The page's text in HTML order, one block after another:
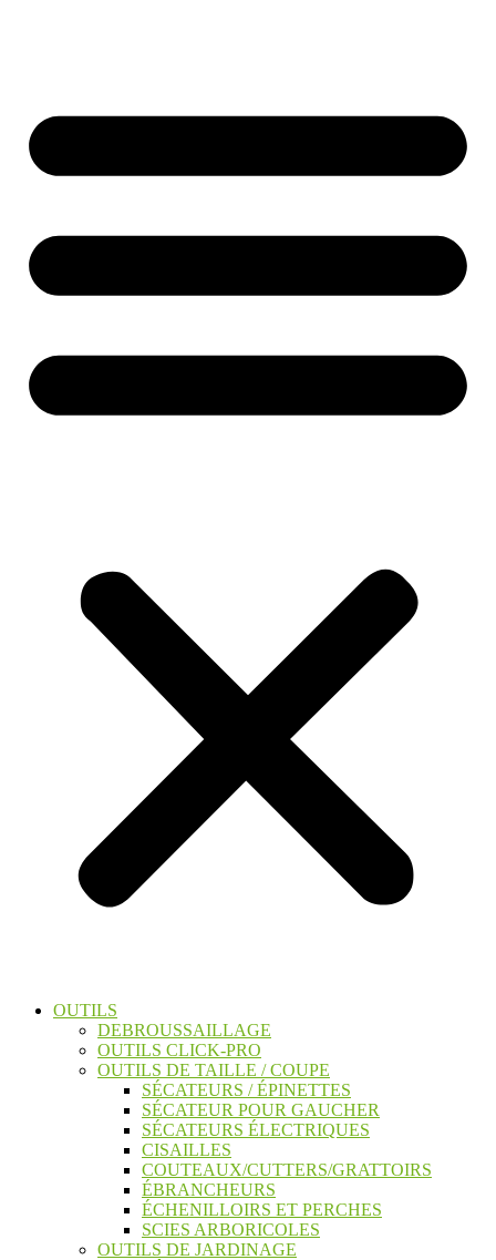
OUTILS
DEBROUSSAILLAGE
OUTILS CLICK-PRO
OUTILS DE TAILLE / COUPE
SÉCATEURS / ÉPINETTES
SÉCATEUR POUR GAUCHER
SÉCATEURS ÉLECTRIQUES
CISAILLES
COUTEAUX/CUTTERS/GRATTOIRS
ÉBRANCHEURS
ÉCHENILLOIRS ET PERCHES
SCIES ARBORICOLES
OUTILS DE JARDINAGE